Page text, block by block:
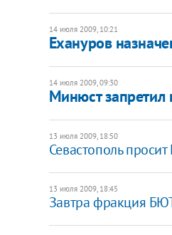
14 июля 2009, 10:21
Ехануров
14 июля 2009, 09:30
Минюст запретил
13 июля 2009, 18:50
Севастополь
13 июля 2009, 18:45
Завтра фракция